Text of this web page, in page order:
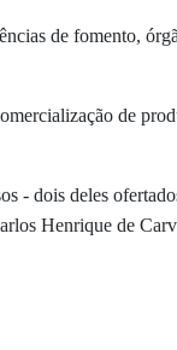
de fomento,
de
- dois deles
Henrique de